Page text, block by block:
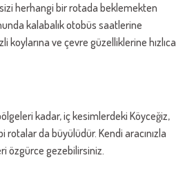
herhangi bir rotada beklemekten
kalabalık otobüs saatlerine
koylarına ve çevre güzelliklerine hızlıca
kadar, iç kesimlerdeki Köyceğiz,
rotalar da büyülüdür. Kendi aracınızla
özgürce gezebilirsiniz.